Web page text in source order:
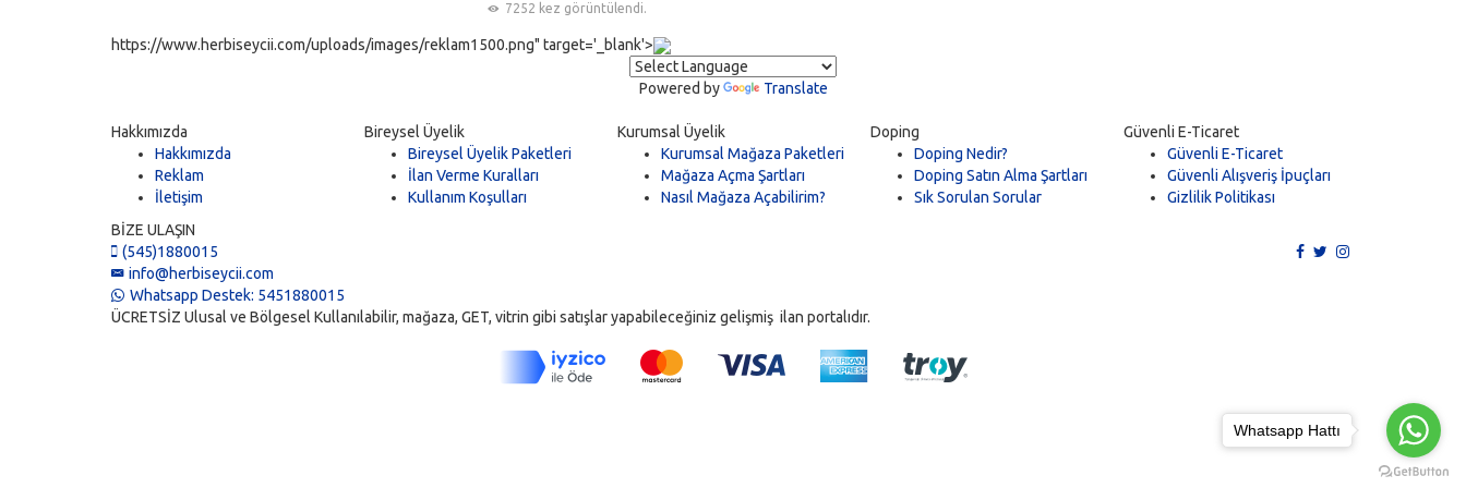
7252 kez görüntülendi.
https://www.herbiseycii.com/uploads/images/reklam1500.png" target='_blank'>
Powered by Translate
Hakkımızda
Hakkımızda
Reklam
İletişim
Bireysel Üyelik
Bireysel Üyelik Paketleri
İlan Verme Kuralları
Kullanım Koşulları
Kurumsal Üyelik
Kurumsal Mağaza Paketleri
Mağaza Açma Şartları
Nasıl Mağaza Açabilirim?
Doping
Doping Nedir?
Doping Satın Alma Şartları
Sık Sorulan Sorular
Güvenli E-Ticaret
Güvenli E-Ticaret
Güvenli Alışveriş İpuçları
Gizlilik Politikası
BİZE ULAŞIN
(545)1880015
info@herbiseycii.com
Whatsapp Destek: 5451880015
ÜCRETSİZ Ulusal ve Bölgesel Kullanılabilir, mağaza, GET, vitrin gibi satışlar yapabileceğiniz gelişmiş ilan portalıdır.
Whatsapp Hattı